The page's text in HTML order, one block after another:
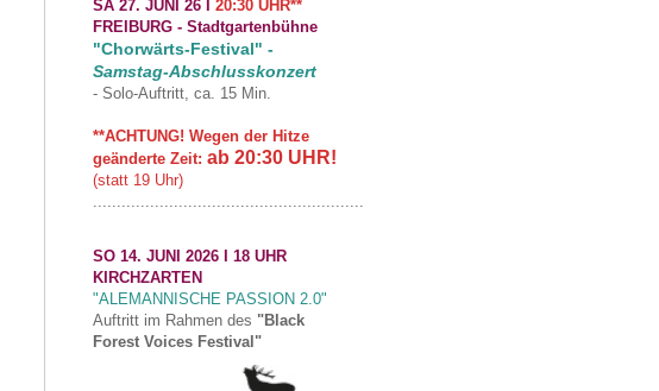
SA 27. JUNI 26 I
20:30 UHR**
FREIBURG - Stadtgartenbühne
"Chorwärts-Festival" -
Samstag-Abschlusskonzert
- Solo-Auftritt, ca. 15 Min.
**ACHTUNG! Wegen der Hitze
geänderte Zeit: ab 20:30 UHR!
(statt 19 Uhr)
.........................................................
SO 14. JUNI 2026 I 18 UHR
KIRCHZARTEN
"ALEMANNISCHE PASSION 2.0"
Auftritt im Rahmen des "Black
Forest Voices Festival"